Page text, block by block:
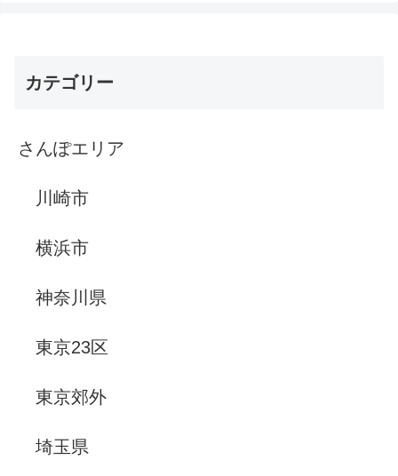
カテゴリー
さんぽエリア
川崎市
横浜市
神奈川県
東京23区
東京郊外
埼玉県